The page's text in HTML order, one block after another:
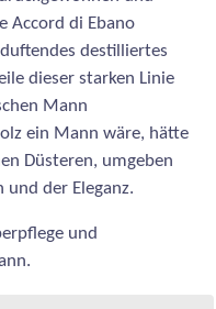
Accord di Ebano
destilliertes
dieser starken Linie
Mann
ein Mann wäre, hätte
Düsteren, umgeben
der Eleganz.
und